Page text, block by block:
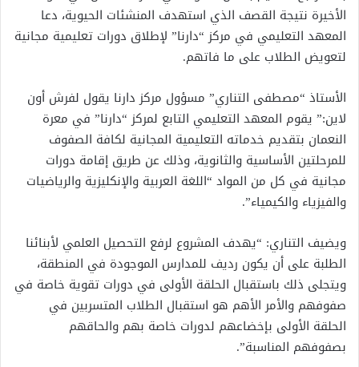
الأخيرة نتيجة القصف الذي استهدف المنشئات الحيوية، دعا
المعهد التعليمي في مركز “دارنا” لإطلاق دورات تعليمية مجانية
لتعويض الطلاب على ما فاتهم.
الأستاذ “مصطفى التناري” مسؤول مركز دارنا يقول لفرش أون
لاين:” يقوم المعهد التعليمي التابع لمركز “دارنا” في معرة
النعمان بتقديم خدماته التعليمية المجانية لكافة الصفوف
للمرحلتين الأساسية والثانوية، وذلك عن طريق إقامة دورات
مجانية في كل من المواد “اللغة العربية والإنكليزية والرياضيات
والفيزياء والكيمياء”.
ويضيف التناري: “يهدف المشروع لرفع التحصيل العلمي لأبنائنا
الطلبة على أن يكون رديف للمدارس الموجودة في المنطقة،
ويتجلى ذلك باستقبال الحلقة الأولى في دورات تقوية خاصة في
صفوفهم والأمر الأهم هو استقبال الطلاب المتسربين في
الحلقة الأولى بإخضاعهم لدورات خاصة بهم والحاقهم
بصفوفهم المناسبة”.